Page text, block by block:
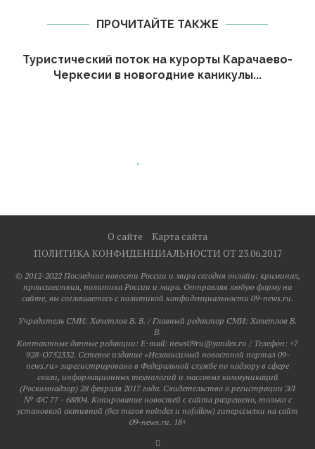
ПРОЧИТАЙТЕ ТАКЖЕ
Туристический поток на курорты Карачаево-
Черкесии в новогодние каникулы...
О сайте
Карта сайта
ПОЛИТИКА КОНФИДЕНЦИАЛЬНОСТИ ОТ 23.06.2017
© 2012-2022 Последние новости России и мира сегодня онлайн: криминал,
происшествия, политика России и мира. Отправляя любую форму на
сайте, вы соглашаетесь с политикой конфиденциальности 09-news.ru.
Учредитель СМИ: Хaчeтлoв B. B. / Главный редактор СМИ: Хaчeтлoв B.
B.
Контактные данные редакции: E-mail: news09ru@yandex.ru / Телефон: +7
928-O752332. Сетевое издание «Независимый новостной портал 09-
news.ru» зарегистрировано в Федеральной службе по надзору в сфере
связи, информационных технологий и массовых коммуникаций
(Роскомнадзор) 28 февраля 2017 года. Свидетельство о регистрации ЭЛ
№ ФС 77 - 68804. Копирование новостей с сайта разрешено, только с
установкой активной (без тегов noindex и nofollow) гиперссылки на сайт
09-news.ru. 18+